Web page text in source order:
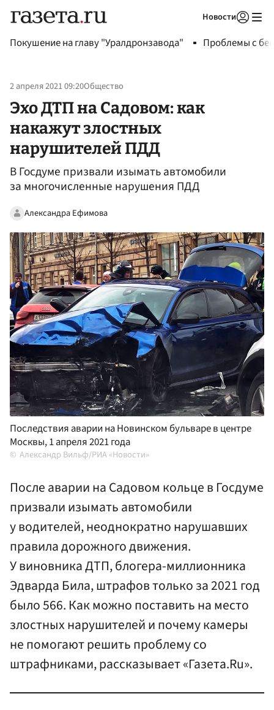
Новости
Покушение на главу "Уралдронзавода" Проблемы с
2 апреля 2021 09:20Общество
Эхо ДТП на Садовом: как
накажут злостных
нарушителей ПДД
В Госдуме призвали изымать автомобили
за многочисленные нарушения ПДД
Александра Ефимова
Последствия аварии на Новинском бульваре в центре
Москвы, 1 апреля 2021 года
Александр Вильф/РИА «Новости»
После аварии на Садовом кольце в Госдуме
призвали изымать автомобили
у водителей, неоднократно нарушавших
правила дорожного движения.
У виновника ДТП, блогера-миллионника
Эдварда Била, штрафов только за 2021 год
было 566. Как можно поставить на место
злостных нарушителей и почему камеры
не помогают решить проблему со
штрафниками, рассказывает «Газета.Ru».